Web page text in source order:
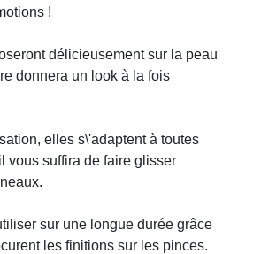
!
délicieusement sur la peau
donnera un look à la fois
elles s\'adaptent à toutes
vous suffira de faire glisser
sur une longue durée grâce
les finitions sur les pinces.